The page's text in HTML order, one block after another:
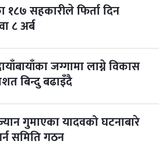
१८७ सहकारीले फिर्ता दिन
८ अर्ब
जग्गामा लाग्ने विकास
बिन्दु बढाइँदै
गुमाएका यादवको घटनाबारे
समिति गठन